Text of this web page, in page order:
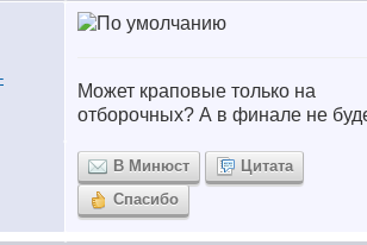
Может краповые только на
отборочных? А в финале не
В Минюст
Цитата
Спасибо